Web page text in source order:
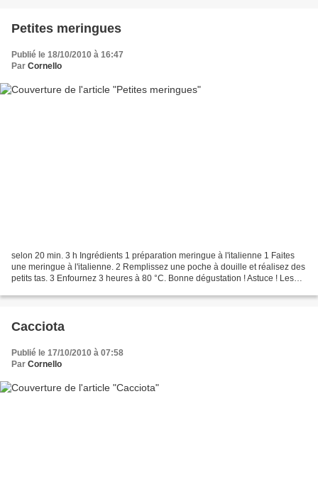
Petites meringues
Publié le 18/10/2010 à 16:47
Par Cornello
selon 20 min. 3 h Ingrédients 1 préparation meringue à l'italienne 1 Faites
une meringue à l'italienne. 2 Remplissez une poche à douille et réalisez des
petits tas. 3 Enfournez 3 heures à 80 °C. Bonne dégustation ! Astuce ! Les
Cacciota
Publié le 17/10/2010 à 07:58
Par Cornello